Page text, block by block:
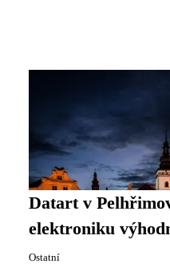
Datart v
elektroniku
Ostatní